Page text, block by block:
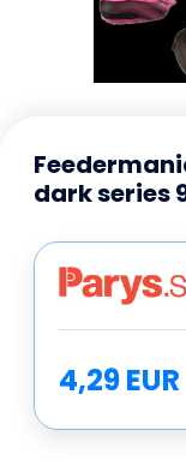
dark series
4,29 EUR